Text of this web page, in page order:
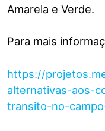
Amarela e Verde.
Para mais
https://
alternativas-aos-
transito-no-